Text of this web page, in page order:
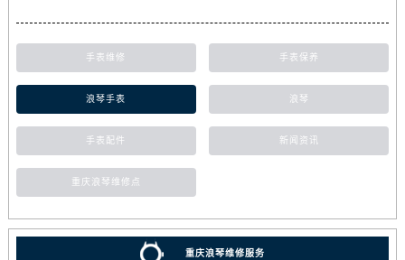
手表维修 手表保养
浪琴手表 浪琴
手表配件 新闻资讯
重庆浪琴维修点
重庆浪琴维修服务